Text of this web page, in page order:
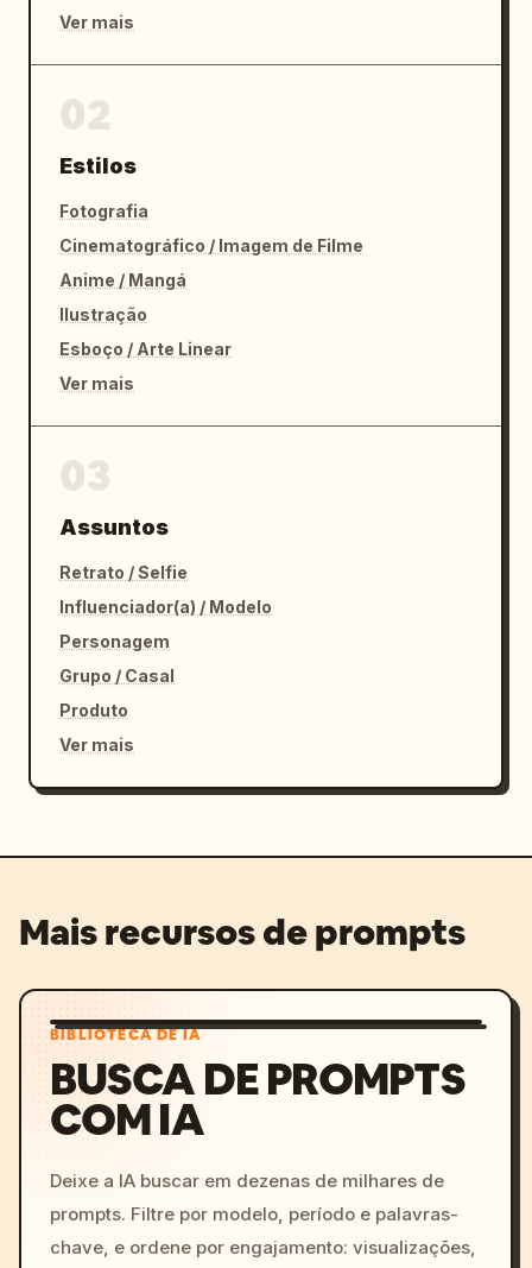
Ver mais
Estilos
Fotografia
Cinematográfico / Imagem de Filme
Anime / Mangá
Ilustração
Esboço / Arte Linear
Ver mais
Assuntos
Retrato / Selfie
Influenciador(a) / Modelo
Personagem
Grupo / Casal
Produto
Ver mais
Mais recursos de prompts
BIBLIOTECA DE IA
BUSCA DE PROMPTS
COM IA
Deixe a IA buscar em dezenas de milhares de
prompts. Filtre por modelo, período e palavras-
chave, e ordene por engajamento: visualizações,